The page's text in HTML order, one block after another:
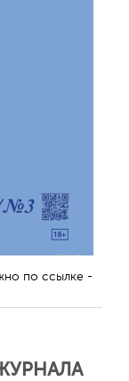
по ссылке -